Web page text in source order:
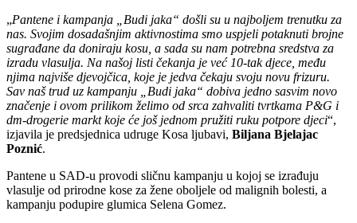
„Pantene i kampanja „Budi jaka“ došli su u najboljem trenutku za
nas. Svojim dosadašnjim aktivnostima smo uspjeli potaknuti brojne
sugrađane da doniraju kosu, a sada su nam potrebna sredstva za
izradu vlasulja. Na našoj listi čekanja je već 10-tak djece, među
njima najviše djevojčica, koje je jedva čekaju svoju novu frizuru.
Sav naš trud uz kampanju „Budi jaka“ dobiva jedno sasvim novo
značenje i ovom prilikom želimo od srca zahvaliti tvrtkama P&G i
dm-drogerie markt koje će još jednom pružiti ruku potpore djeci“,
izjavila je predsjednica udruge Kosa ljubavi, Biljana Bjelajac
Poznić.
Pantene u SAD-u provodi sličnu kampanju u kojoj se izrađuju
vlasulje od prirodne kose za žene oboljele od malignih bolesti, a
kampanju podupire glumica Selena Gomez.